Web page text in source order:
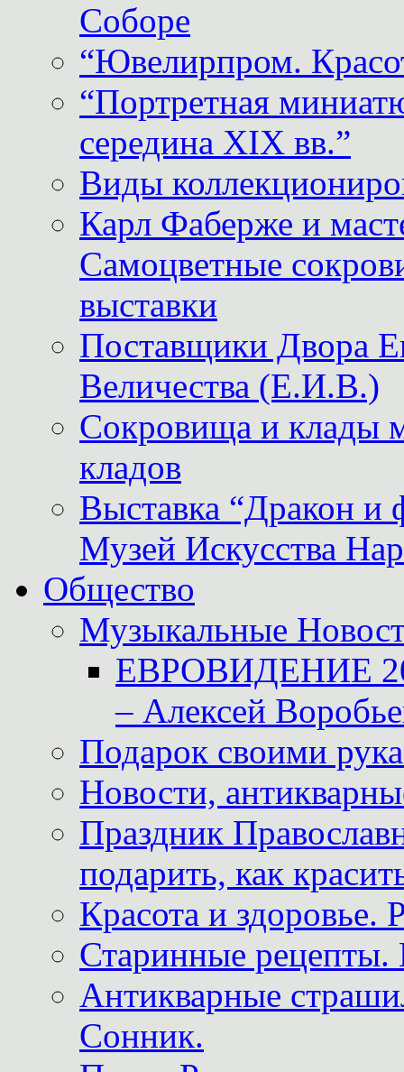
Соборе
“Ювелирпром.
“Портретная
середина XIX вв.”
Виды
Карл Фаберже и
Самоцветные
выставки
Поставщики
Величества (Е.И.В.)
Сокровища и клады
кладов
Выставка “Дракон и
Музей Искусства
Общество
Музыкальные
ЕВРОВИДЕНИЕ
– Алексей
Подарок своими
Новости,
Праздник
подарить, как
Красота и здоровье.
Старинные рецепты.
Антикварные
Сонник.